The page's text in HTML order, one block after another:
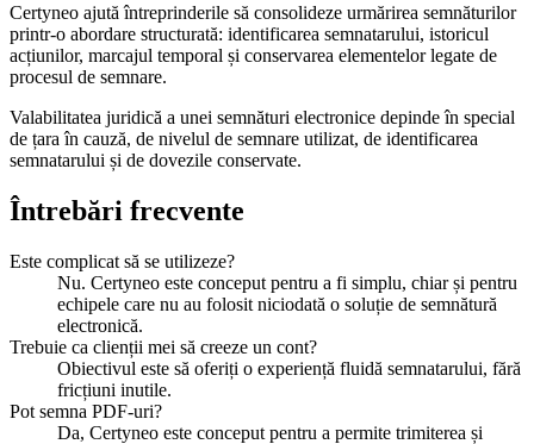
Certyneo ajută întreprinderile să consolideze urmărirea semnăturilor
printr-o abordare structurată: identificarea semnatarului, istoricul
acțiunilor, marcajul temporal și conservarea elementelor legate de
procesul de semnare.
Valabilitatea juridică a unei semnături electronice depinde în special
de țara în cauză, de nivelul de semnare utilizat, de identificarea
semnatarului și de dovezile conservate.
Întrebări frecvente
Este complicat să se utilizeze?
Nu. Certyneo este conceput pentru a fi simplu, chiar și pentru
echipele care nu au folosit niciodată o soluție de semnătură
electronică.
Trebuie ca clienții mei să creeze un cont?
Obiectivul este să oferiți o experiență fluidă semnatarului, fără
fricțiuni inutile.
Pot semna PDF-uri?
Da, Certyneo este conceput pentru a permite trimiterea și